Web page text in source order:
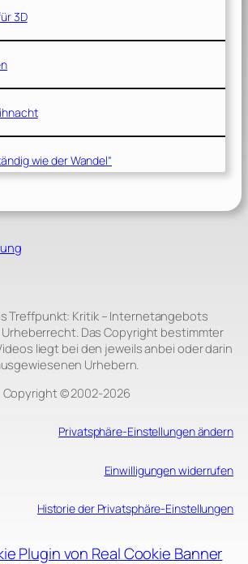
3D
wie der Wandel“
Treffpunkt: Kritik – Internetangebots
Das Copyright bestimmter
liegt bei den jeweils anbei oder darin
Urhebern.
Copyright © 2002‑2026
Privatsphäre-Einstellungen ändern
Einwilligungen widerrufen
Historie der Privatsphäre-Einstellungen
Plugin von Real Cookie Banner